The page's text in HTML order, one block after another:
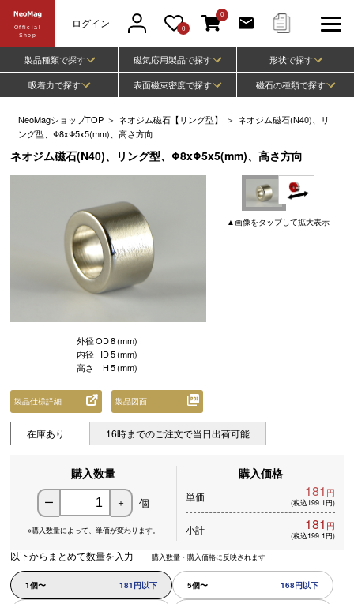
Official
Shop
ログイン 0
0
製品種類で探す 磁気応用製品で探す
形状で探す
吸着力で探す
表面磁束密度で探す 磁石の種類で探す
NeoMagショップTOP ＞ ネオジム磁石【リング型】 ＞ ネオジム磁石(N40)、リ
ング型、Φ8xΦ5x5(mm)、高さ方向
ネオジム磁石(N40)、リング型、Φ8xΦ5x5(mm)、高さ方向
▲画像をタップして拡大表示
外径OD8(mm)
内径 ID5(mm)
高さ
H5(mm)
製品仕様詳細 製品図面
在庫あり 16時までのご注文で当日出荷可能
購入数量
ー ＋ 個
※購入数量によって、 単価が変わります。
購入価格
単価 181 円
(税込199.1円)
小計 181 円
(税込199.1円)
以下からまとめて数量を入力 購入数量・購入価格に反映されます
1個〜 181円以下 5個〜 168円以下